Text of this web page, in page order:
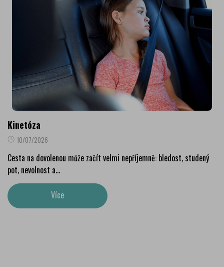
Kinetóza
10/07/2026
Cesta na dovolenou může začít velmi nepříjemně: bledost, studený
pot, nevolnost a...
Více